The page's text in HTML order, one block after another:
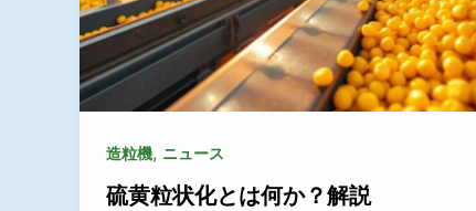
造粒機, ニュース
硫黄粒状化とは何か？解説